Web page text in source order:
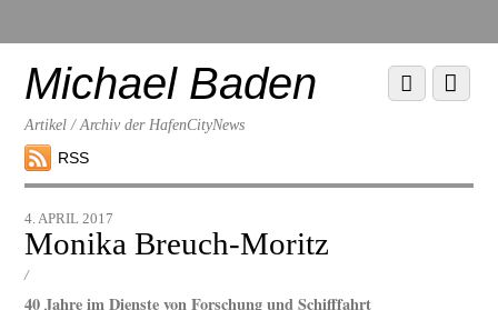
down
contentMichael Baden
Artikel / Archiv der HafenCityNews
RSS
Menu
Scroll
down
4. APRIL 2017
Monika Breuch-Moritz
/
40 Jahre im Dienste von Forschung und Schifffahrt